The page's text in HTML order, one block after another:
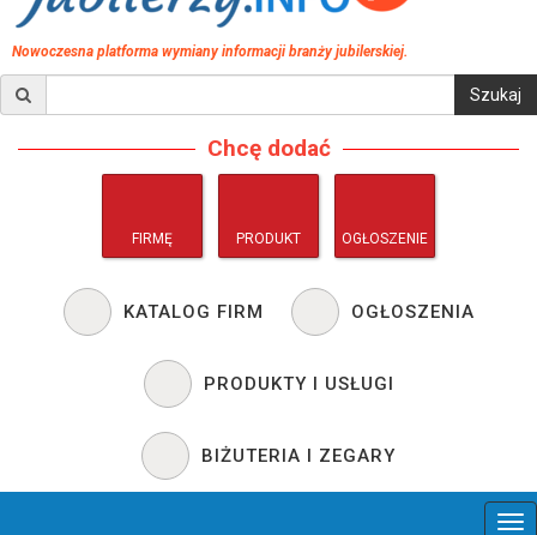
Nowoczesna platforma wymiany informacji branży jubilerskiej.
Chcę dodać
FIRMĘ PRODUKT OGŁOSZENIE
KATALOG FIRM OGŁOSZENIA
PRODUKTY I USŁUGI
BIŻUTERIA I ZEGARY